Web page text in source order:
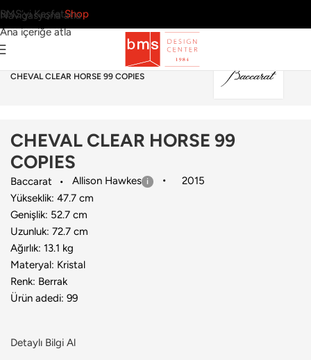
Navigasyona atla
Ana içeriğe atla
BMS’yi KeşfetShop
Dekoratif Obje›Baccarat
CHEVAL CLEAR HORSE 99 COPIES
CHEVAL CLEAR HORSE 99
COPIES
Baccarat Allison Hawkes
2015
Yükseklik: 47.7 cm
Genişlik: 52.7 cm
Uzunluk: 72.7 cm
Ağırlık: 13.1 kg
Materyal: Kristal
Renk: Berrak
Ürün adedi: 99
Detaylı Bilgi Al